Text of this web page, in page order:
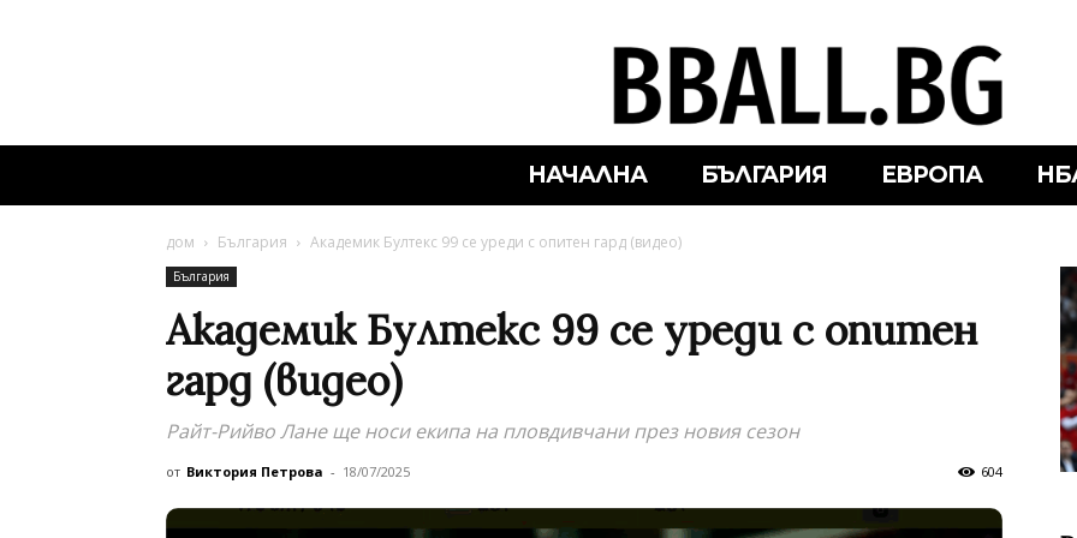
НАЧАЛНА БЪЛГАРИЯ ЕВРОПА
дом България Академик Бултекс 99 се уреди с опитен гард (видео)
България
Академик Бултекс 99 се уреди с опитен
гард (видео)
Райт-Рийво Лане ще носи екипа на пловдивчани през новия сезон
от Виктория Петрова - 18/07/2025 604